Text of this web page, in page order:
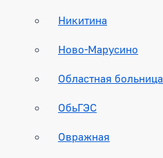
Никитина
Ново-Марусино
Областная больница
ОбьГЭС
Овражная